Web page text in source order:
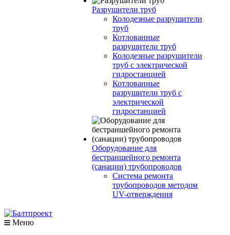
Разрушители труб
Колодезные разрушители
труб
Котлованные
разрушители труб
Колодезные разрушители
труб с электрической
гидростанцией
Котлованные
разрушители труб с
электрической
гидростанцией
Оборудование для
бестраншейного ремонта
(санации) трубопроводов
Система ремонта
трубопроводов методом
UV-отверждения
Меню